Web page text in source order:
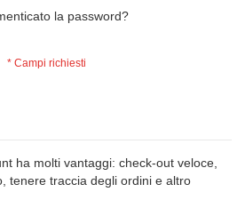
la password?
ha molti vantaggi: check-out veloce,
tenere traccia degli ordini e altro